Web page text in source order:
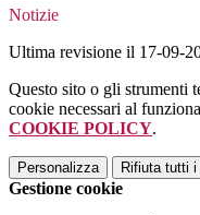
Notizie
Ultima revisione il 17-09-
Questo sito o gli strumenti
cookie necessari al
COOKIE POLICY.
Personalizza Rifiuta tutti i
Gestione cookie